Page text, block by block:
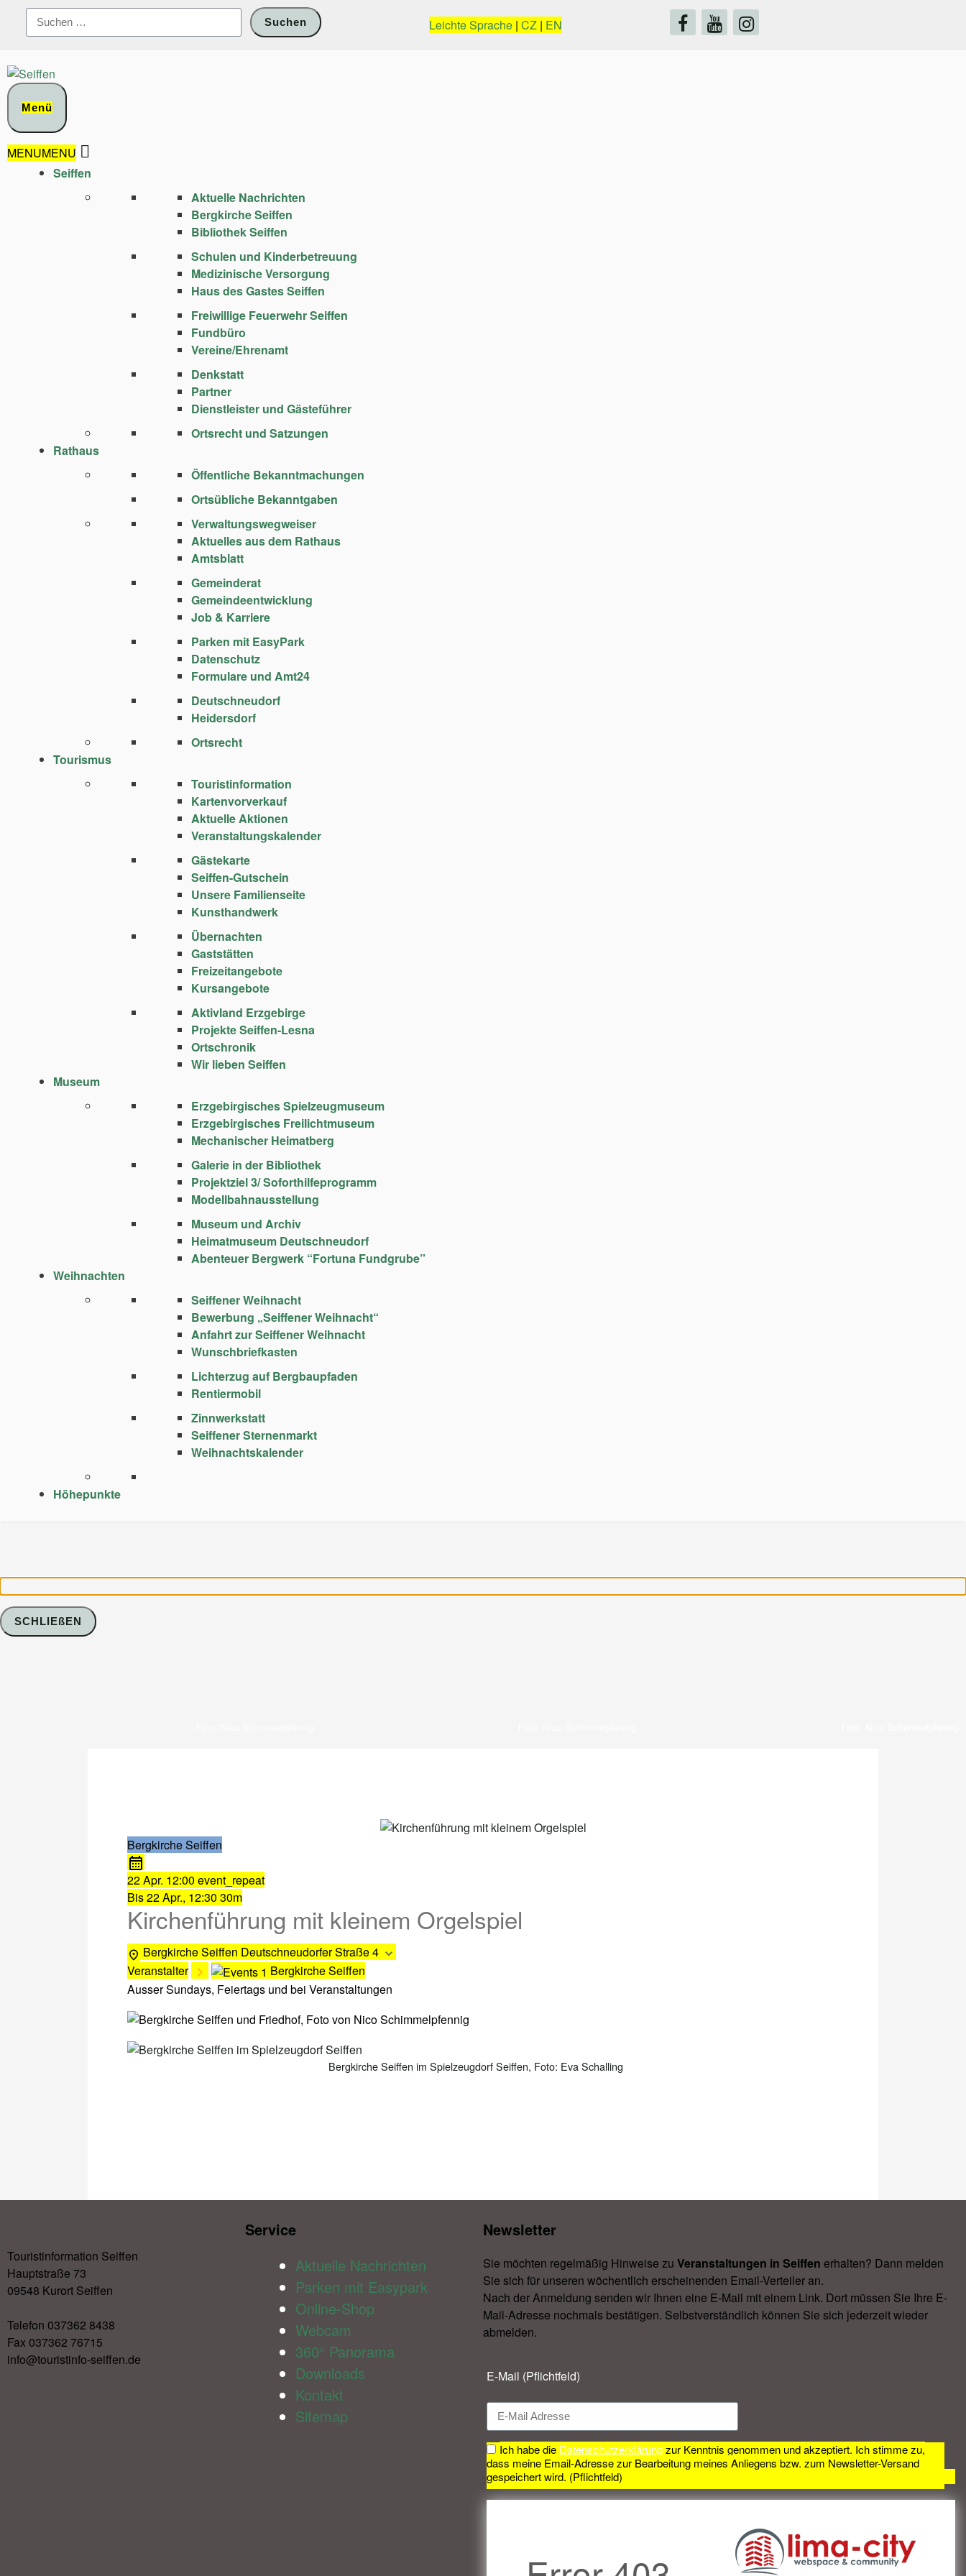
Suchen
nach:
Leichte Sprache | CZ | EN
Menü
MENUMENU
Seiffen
Aktuelle Nachrichten
Bergkirche Seiffen
Bibliothek Seiffen
Schulen und Kinder­betreuung
Medizinische Versorgung
Haus des Gastes Seiffen
Freiwillige Feuerwehr Seiffen
Fundbüro
Vereine/Ehrenamt
Denkstatt
Partner
Dienstleister und Gästeführer
Ortsrecht und Satzungen
Rathaus
Öffentliche Bekanntmachungen
Ortsübliche Bekanntgaben
Verwaltungswegweiser
Aktuelles aus dem Rathaus
Amtsblatt
Gemeinderat
Gemeindeentwicklung
Job & Karriere
Parken mit EasyPark
Datenschutz
Formulare und Amt24
Deutschneudorf
Heidersdorf
Ortsrecht
Tourismus
Touristinformation
Kartenvorverkauf
Aktuelle Aktionen
Veranstaltungskalender
Gästekarte
Seiffen-Gutschein
Unsere Familienseite
Kunsthandwerk
Übernachten
Gaststätten
Freizeitangebote
Kursangebote
Aktivland Erzgebirge
Projekte Seiffen-Lesna
Ortschronik
Wir lieben Seiffen
Museum
Erzgebirgisches Spielzeugmuseum
Erzgebirgisches Freilichtmuseum
Mechanischer Heimatberg
Galerie in der Bibliothek
Projektziel 3/ Soforthilfeprogramm
Modellbahnausstellung
Museum und Archiv
Heimatmuseum Deutschneudorf
Abenteuer Bergwerk “Fortuna Fundgrube”
Weihnachten
Seiffener Weihnacht
Bewerbung „Seiffener Weihnacht“
Anfahrt zur Seiffener Weihnacht
Wunschbriefkasten
Lichterzug auf Bergbaupfaden
Rentiermobil
Zinnwerkstatt
Seiffener Sternenmarkt
Weihnachtskalender
Höhepunkte
Bergkirche Seiffen
22 Apr. 12:00 event_repeat
Bis22 Apr., 12:30 30m
Kirchenführung mit kleinem Orgelspiel
Bergkirche Seiffen Deutschneudorfer Straße 4
Veranstalter
Bergkirche Seiffen
Ausser Sundays, Feiertags und bei Veranstaltungen
Bergkirche Seiffen im Spielzeugdorf Seiffen, Foto: Eva Schalling
Touristinformation Seiffen
Hauptstraße 73
09548 Kurort Seiffen
Telefon 037362 8438
Fax 037362 76715
info@touristinfo-seiffen.de
Service​
Aktuelle Nachrichten
Parken mit Easypark
Online-Shop
Webcam
360° Panorama
Downloads
Kontakt
Sitemap
Newsletter​
Sie möchten regelmäßig Hinweise zu Veranstal­tungen in Seiffen erhalten? Dann melden
Sie sich für unseren wöchentlich erscheinenden Email-Verteiler an.
Nach der Anmeldung senden wir Ihnen eine E-Mail mit einem Link. Dort müssen Sie Ihre E-
Mail-Adresse nochmals bestätigen. Selbstverständlich können Sie sich jederzeit wieder
abmelden.​
E-Mail (Pflichtfeld)
Ich habe die Datenschutzerklärungzur Kenntnis genommen und akzeptiert. Ich stimme zu,
dass meine Email-Adresse zur Bearbeitung meines Anliegens bzw. zum Newsletter-Versand
gespeichert wird. (Pflichtfeld)
SCHLIEßEN